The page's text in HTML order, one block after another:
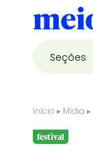
Seções
Início ▸ Mídia ▸
festival